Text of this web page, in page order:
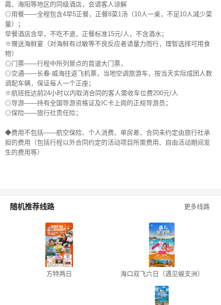
霞、海阳等地区的同级酒店，会请客人谅解
◎用餐——全程包含4早5正餐，正餐8菜1汤（10人一桌，不足10人减少菜
量）；
早餐酒店含早，不吃不退，正餐标准15元/人，不含酒水；
※赠送海鲜宴（对海鲜有过敏等不良反应者请量力而行，理智选择可用食
物）
◎门票——行程中所列景点的首道大门票，
◎交通——长春-威海往返飞机票，当地空调旅游车，按当天实际成团人数
调配车辆，保证每人一个正座；
※航班抵达前24小时以内取消合同的客人需收车位费200元/人
◎导游——持有全国导游资格证及IC卡上岗的正规导游员；
◎保险——旅行社责任险；
◆费用不包括——航空保险、个人消费、单房差、合同未约定由旅行社承
担的费用（包括行程以外合同约定的活动项目所需费用、自由活动期间发
生的费用等）
更多线路
随机推荐线路
方特两日 海口双飞六日（遇见蜈支洲）